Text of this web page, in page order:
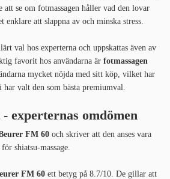
se om fotmassagen håller vad den lovar
att slappna av och minska stress.
val hos experterna och uppskattas även av
favorit hos användarna är fotmassagen
mycket nöjda med sitt köp, vilket har
valt den som bästa premiumval.
- experternas omdömen
FM 60 och skriver att den anses vara
shiatsu-massage.
FM 60 ett betyg på 8.7/10. De gillar att